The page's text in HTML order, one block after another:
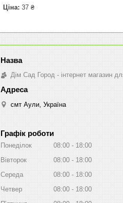
Ціна: 37 ₴
Дім Сад Город - інтернет магазин
смт Аули, Україна
Графік роботи
Понеділок 08:00
18:00
Вівторок
08:00
18:00
Середа
08:00
18:00
Четвер
08:00
18:00